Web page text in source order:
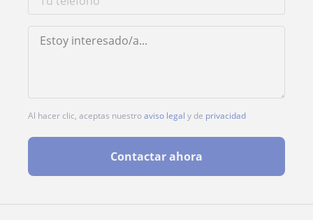
Al hacer clic, aceptas nuestroaviso legal y de privacidad
Contactar ahora